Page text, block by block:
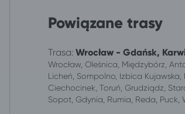
Powiązane trasy
Trasa: Wrocław - Gdańsk,
Wrocław, Oleśnica, Międzybórz,
Licheń, Sompolno, Izbica Kujawska,
Ciechocinek, Toruń, Grudziądz,
Sopot, Gdynia, Rumia, Reda, Puck,